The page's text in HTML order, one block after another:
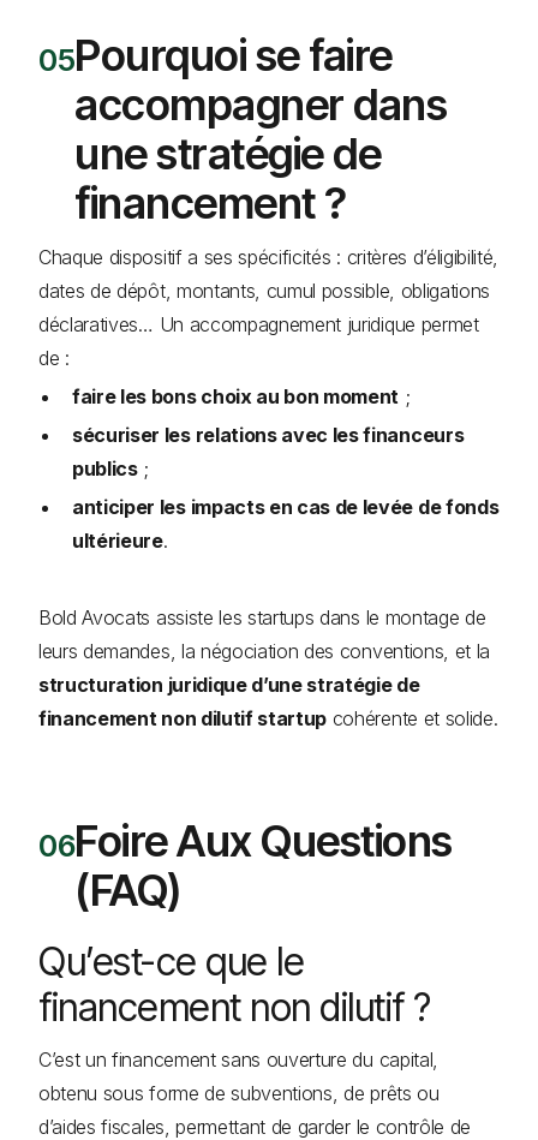
Pourquoi se faire
accompagner dans
une stratégie de
financement ?
Chaque dispositif a ses spécificités : critères d’éligibilité,
dates de dépôt, montants, cumul possible, obligations
déclaratives… Un accompagnement juridique permet
de :
faire les bons choix au bon moment ;
sécuriser les relations avec les financeurs
publics;
anticiper les impacts en cas de levée de fonds
ultérieure.
Bold Avocats assiste les startups dans le montage de
leurs demandes, la négociation des conventions, et la
structuration juridique d’une stratégie de
financement non dilutif startup cohérente et solide.
Foire Aux Questions
(FAQ)
Qu’est-ce que le
financement non dilutif ?
C’est un financement sans ouverture du capital,
obtenu sous forme de subventions, de prêts ou
d’aides fiscales, permettant de garder le contrôle de